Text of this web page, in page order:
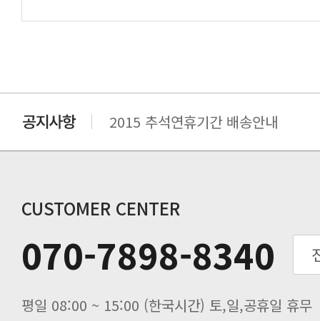
2015 추석연휴기간 배송안내
추수감사절 배송안내
추석기간 배송안내
노동절(9월3일) 배송업무 안내
입금 고객님을 찾습니다.
CUSTOMER CENTER
070-7898-8340
평일 08:00 ~ 15:00 (한국시간) 토,일,공휴일 휴무